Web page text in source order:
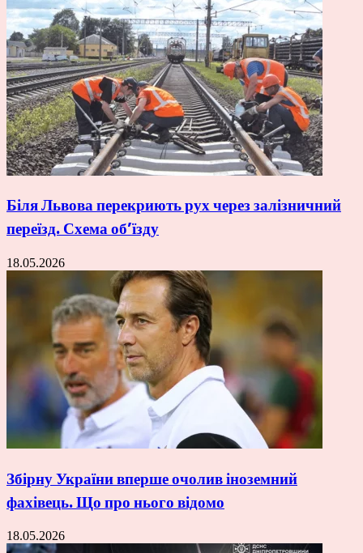
Біля Львова перекриють рух через залізничний
переїзд. Схема об’їзду
18.05.2026
Збірну України вперше очолив іноземний
фахівець. Що про нього відомо
18.05.2026